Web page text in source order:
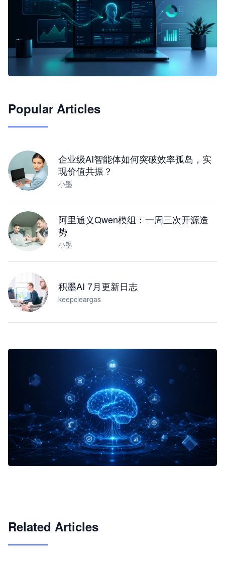
JimoClaw 桌面 AI Agent 工作台
Popular Articles
企业级AI智能体如何突破效率孤岛，实
现价值共振？
小墨
阿里通义Qwen模组：一周三次开源造
势
小墨
积墨AI 7月更新日志
keepcleargas
Related Articles